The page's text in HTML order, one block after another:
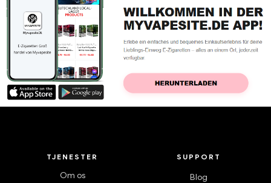
TJENESTER
Om os
SUPPORT
Blog